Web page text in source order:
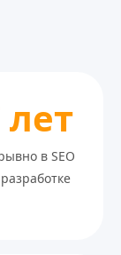
лет
в SEO